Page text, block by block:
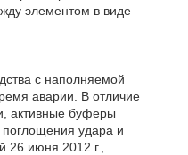
элементом в виде
с наполняемой
аварии. В отличие
активные буферы
удара и
26 июня 2012 г.,